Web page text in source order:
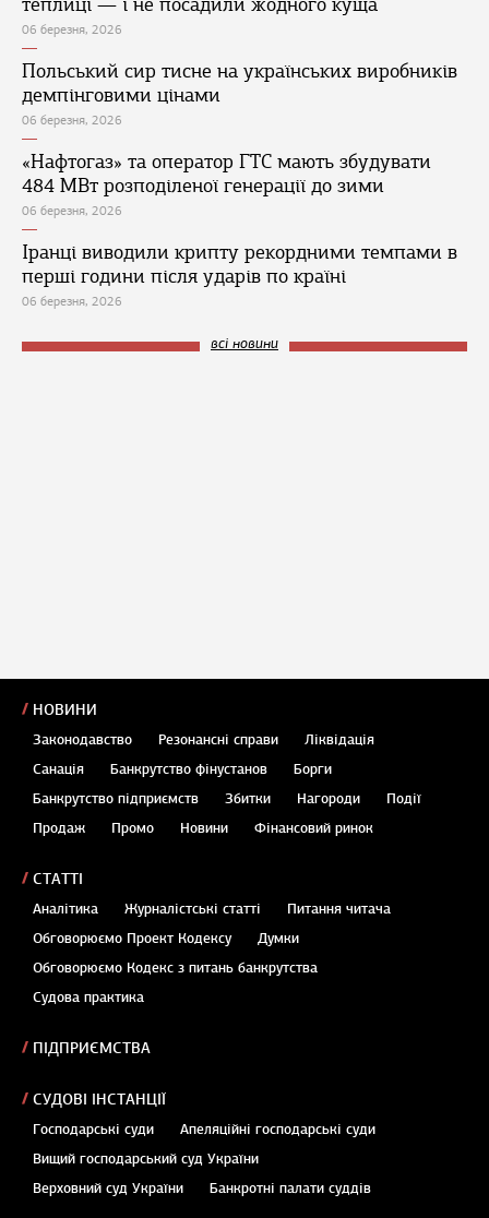
06 березня, 2026
Польський сир тисне на українських виробників
демпінговими цінами
06 березня, 2026
«Нафтогаз» та оператор ГТС мають збудувати
484 МВт розподіленої генерації до зими
06 березня, 2026
Іранці виводили крипту рекордними темпами в
перші години після ударів по країні
06 березня, 2026
всі новини
НОВИНИ
Законодавство Резонансні справи
Ліквідація
Санація
Банкрутство фінустанов
Борги
Банкрутство підприємств
Збитки Нагороди
Події
Продаж
Промо Новини Фінансовий ринок
СТАТТІ
Аналітика Журналістські статті
Питання читача
Обговорюємо Проект Кодексу
Думки
Обговорюємо Кодекс з питань банкрутства
Судова практика
ПІДПРИЄМСТВА
СУДОВІ ІНСТАНЦІЇ
Господарські суди
Апеляційні господарські суди
Вищий господарський суд України
Верховний суд України
Банкротні палати суддів